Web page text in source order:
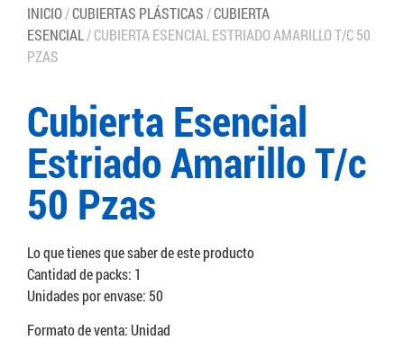
INICIO/CUBIERTAS PLÁSTICAS /CUBIERTA
ESENCIAL/ CUBIERTA ESENCIAL ESTRIADO AMARILLO T/C 50
PZAS
Cubierta Esencial
Estriado Amarillo T/c
50 Pzas
Lo que tienes que saber de este producto
Cantidad de packs: 1
Unidades por envase: 50
Formato de venta: Unidad